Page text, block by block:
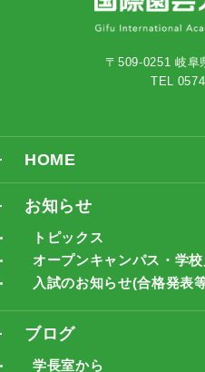
〒509-0251 岐阜
TEL
HOME
お知らせ
トピックス
オープンキャンパス・学校
入試のお知らせ(合格発表
ブログ
学長室から